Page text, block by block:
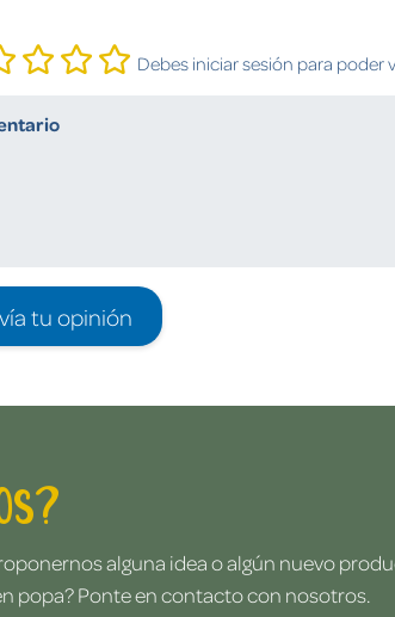
Debes iniciar sesión para poder
tu opinión
alguna idea o algún nuevo
popa? Ponte en contacto con nosotros.